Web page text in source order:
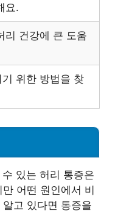
요.
리 건강에 큰 도움
위한 방법을 찾
있는 허리 통증은
어떤 원인에서 비
고 있다면 통증을